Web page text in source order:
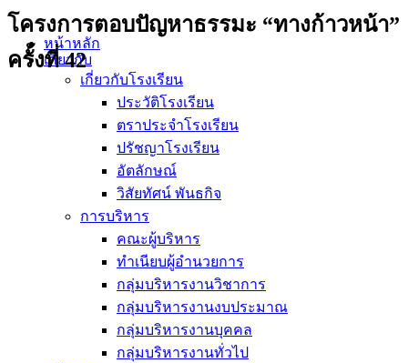
หน้าหลัก
เกี่ยวกับ
เกี่ยวกับโรงเรียน
ประวัติโรงเรียน
ตราประจำโรงเรียน
ปรัชญาโรงเรียน
อัตลักษณ์
วิสัยทัศน์ พันธกิจ
การบริหาร
คณะผู้บริหาร
ทำเนียบผู้อำนวยการ
กลุ่มบริหารงานวิชาการ
กลุ่มบริหารงานงบประมาณ
กลุ่มบริหารงานบุคคล
กลุ่มบริหารงานทั่วไป
โครงการตอบปัญหาธรรมะ “ทางก้าวหน้า”
ครั้งที่ 42